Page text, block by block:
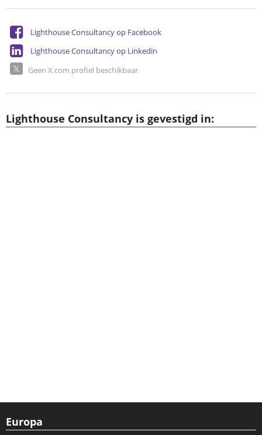
Lighthouse Consultancy op Facebook
Lighthouse Consultancy op Linkedin
Geen X.com profiel beschikbaar
Lighthouse Consultancy is gevestigd in:
Europa